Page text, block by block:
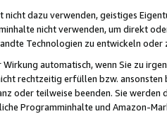
dazu verwenden, geistiges
nicht verwenden, um direkt
Technologien zu entwickeln
automatisch, wenn Sie zu
rechtzeitig erfüllen bzw. ansonsten
oder teilweise beenden. Sie werden
Programminhalte und Amazon-